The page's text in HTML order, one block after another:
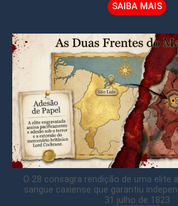
SAIBA MAIS
O 28 consagra rendição de uma elite
sangue caxiense que garantiu
31 julho de 1823